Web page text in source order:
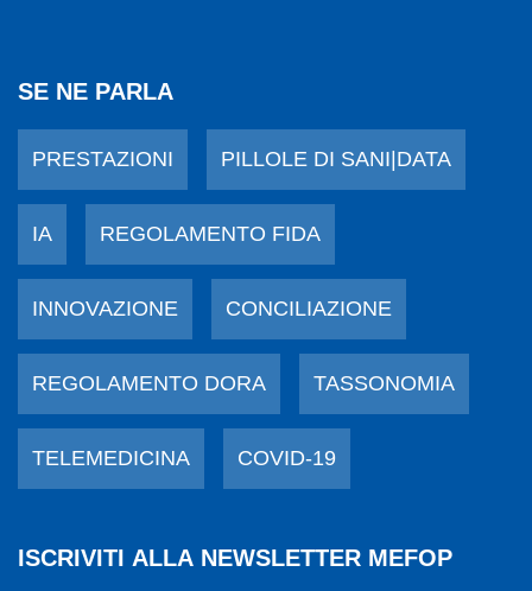
SE NE PARLA
PRESTAZIONI PILLOLE DI SANI|DATA
IA REGOLAMENTO FIDA
INNOVAZIONE CONCILIAZIONE
REGOLAMENTO DORA TASSONOMIA
TELEMEDICINA COVID-19
ISCRIVITI ALLA NEWSLETTER MEFOP